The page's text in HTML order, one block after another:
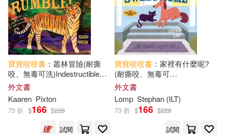
寶寶咬咬書 ：叢林冒險(耐撕
咬、無毒可洗)Indestructibles:
Jungle, Rumble!
外文書
Kaaren Pixton
73 折 $166 $228
試閱
寶寶咬咬書 ：家裡有什麼呢?
(耐撕咬、無毒可
洗)Indestructibles: Home
Sweet Home
外文書
Lomp Stephan (ILT)
73 折 $166 $228
試閱